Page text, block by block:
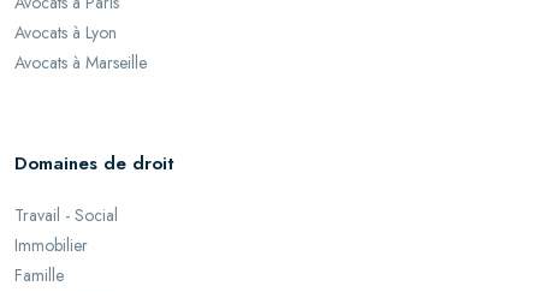
Avocats à Lyon
Avocats à Marseille
Domaines de droit
Travail - Social
Immobilier
Famille